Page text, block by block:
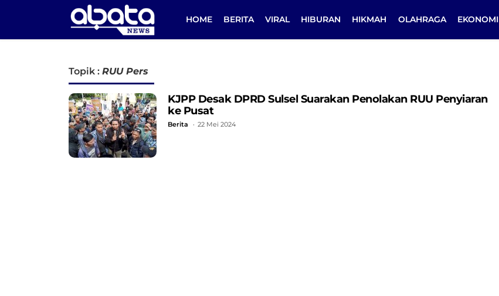
HOME BERITA VIRAL HIBURAN HIKMAH OLAHRAGA EKONOMI
Topik : RUU Pers
KJPP Desak DPRD Sulsel Suarakan Penolakan RUU Penyiaran
ke Pusat
Berita 22 Mei 2024